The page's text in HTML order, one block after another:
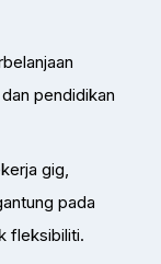
pendidikan
gig,
pada
fleksibiliti.